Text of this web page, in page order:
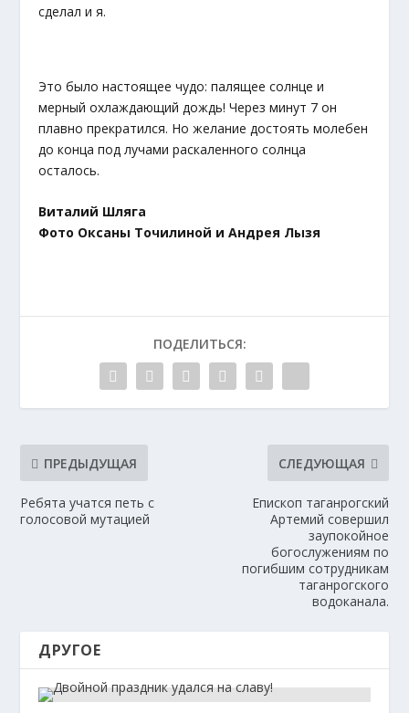
сделал и я.
Это было настоящее чудо: палящее солнце и
мерный охлаждающий дождь! Через минут 7 он
плавно прекратился. Но желание достоять молебен
до конца под лучами раскаленного солнца
осталось.
Виталий Шляга
Фото Оксаны Точилиной и Андрея Лызя
ПОДЕЛИТЬСЯ:
ПРЕДЫДУЩАЯ
Ребята учатся петь с
голосовой мутацией
СЛЕДУЮЩАЯ
Епископ таганрогский
Артемий совершил
заупокойное
богослужениям по
погибшим сотрудникам
таганрогского
водоканала.
ДРУГОЕ